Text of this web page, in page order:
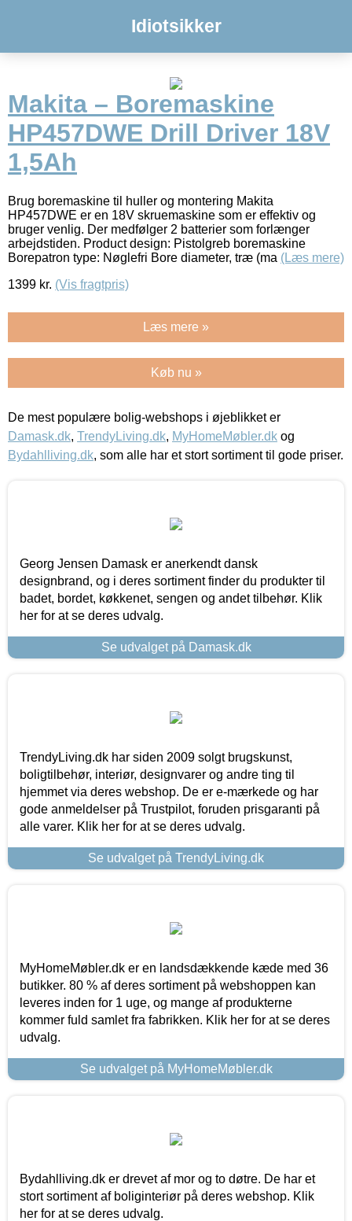
Idiotsikker
Makita – Boremaskine
HP457DWE Drill Driver 18V
1,5Ah
Brug boremaskine til huller og montering Makita
HP457DWE er en 18V skruemaskine som er effektiv og
bruger venlig. Der medfølger 2 batterier som forlænger
arbejdstiden. Product design: Pistolgreb boremaskine
Borepatron type: Nøglefri Bore diameter, træ (ma (Læs mere)
1399 kr. (Vis fragtpris)
Læs mere »
Køb nu »
De mest populære bolig-webshops i øjeblikket er
Damask.dk, TrendyLiving.dk, MyHomeMøbler.dk og
Bydahlliving.dk, som alle har et stort sortiment til gode priser.
Georg Jensen Damask er anerkendt dansk
designbrand, og i deres sortiment finder du produkter til
badet, bordet, køkkenet, sengen og andet tilbehør. Klik
her for at se deres udvalg.
Se udvalget på Damask.dk
TrendyLiving.dk har siden 2009 solgt brugskunst,
boligtilbehør, interiør, designvarer og andre ting til
hjemmet via deres webshop. De er e-mærkede og har
gode anmeldelser på Trustpilot, foruden prisgaranti på
alle varer. Klik her for at se deres udvalg.
Se udvalget på TrendyLiving.dk
MyHomeMøbler.dk er en landsdækkende kæde med 36
butikker. 80 % af deres sortiment på webshoppen kan
leveres inden for 1 uge, og mange af produkterne
kommer fuld samlet fra fabrikken. Klik her for at se deres
udvalg.
Se udvalget på MyHomeMøbler.dk
Bydahlliving.dk er drevet af mor og to døtre. De har et
stort sortiment af boliginteriør på deres webshop. Klik
her for at se deres udvalg.